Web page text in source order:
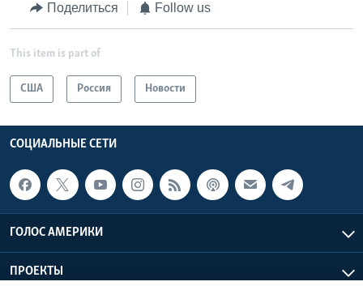
Поделиться Follow us
This item is part of
США Россия Новости
СОЦИАЛЬНЫЕ СЕТИ
ГОЛОС АМЕРИКИ
ПРОЕКТЫ